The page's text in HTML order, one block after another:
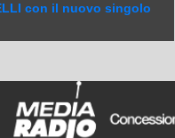
con il nuovo singolo